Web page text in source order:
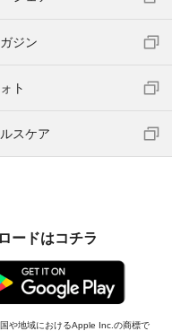
ジン
ト
スケア
ードはコチラ
や地域におけるApple Inc.の商標で